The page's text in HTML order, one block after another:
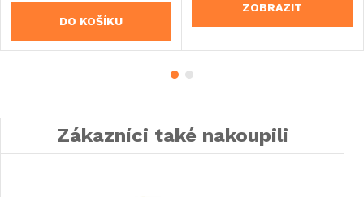
DO KOŠÍKU
ZOBRAZIT
Zákazníci také nakoupili